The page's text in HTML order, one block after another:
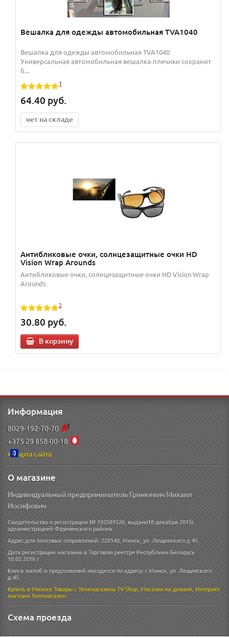
Вешалка для одежды автомобильная TVA1040
Вешалка для одежды автомобильная TVA1040
Универсальная автомобильная вешалка-плечики сохранит
б...
1
64.40 руб.
нет на складе
Антибликовые очки, солнцезащитные очки HD
Vision Wrap Arounds
Антибликовые очки, солнцезащитные очки HD Vision Wrap
Arounds
2
30.80 руб.
В корзину
Информация
8029-192-70-70
+375 29 858-00-18
Карта сайта
О магазине
Индивидуальный предприниматель Гринкевич Михаил
Иосифович
Свидетельство о регистрации № 192581526, выдано18 декабря 2015г.
администрацией Фрунзенского района.
Адрес для почтовых отправлений: 220140, Минск, ул. Лещинского д 45.
Дата регистрации магазина в Торговом реестре Республики Беларусь
18.02.2016 г
Книга жалоб и предложений находится по адресу: г.Минск, ул. Лещинского
д.45.
Купить в МинскеТовары с Телемагазина TV-Shop,Магазин на диване,Интернет
магазинТелемагазин
Схема проезда